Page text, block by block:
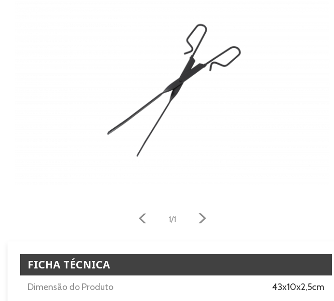
1/1
FICHA TÉCNICA
Dimensão do Produto
43x10x2,5cm